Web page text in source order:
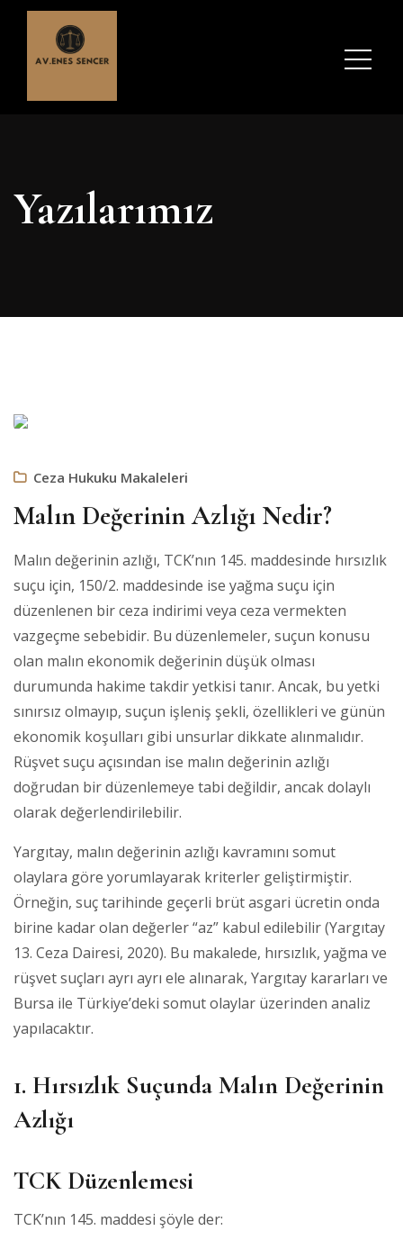
Yazılarımız
Ceza Hukuku Makaleleri
Malın Değerinin Azlığı Nedir?
Malın değerinin azlığı, TCK’nın 145. maddesinde hırsızlık
suçu için, 150/2. maddesinde ise yağma suçu için
düzenlenen bir ceza indirimi veya ceza vermekten
vazgeçme sebebidir. Bu düzenlemeler, suçun konusu
olan malın ekonomik değerinin düşük olması
durumunda hakime takdir yetkisi tanır. Ancak, bu yetki
sınırsız olmayıp, suçun işleniş şekli, özellikleri ve günün
ekonomik koşulları gibi unsurlar dikkate alınmalıdır.
Rüşvet suçu açısından ise malın değerinin azlığı
doğrudan bir düzenlemeye tabi değildir, ancak dolaylı
olarak değerlendirilebilir.
Yargıtay, malın değerinin azlığı kavramını somut
olaylara göre yorumlayarak kriterler geliştirmiştir.
Örneğin, suç tarihinde geçerli brüt asgari ücretin onda
birine kadar olan değerler “az” kabul edilebilir (Yargıtay
13. Ceza Dairesi, 2020). Bu makalede, hırsızlık, yağma ve
rüşvet suçları ayrı ayrı ele alınarak, Yargıtay kararları ve
Bursa ile Türkiye’deki somut olaylar üzerinden analiz
yapılacaktır.
1. Hırsızlık Suçunda Malın Değerinin
Azlığı
TCK Düzenlemesi
TCK’nın 145. maddesi şöyle der: